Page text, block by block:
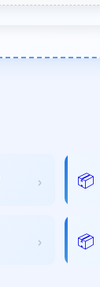
› 📦
› 📦